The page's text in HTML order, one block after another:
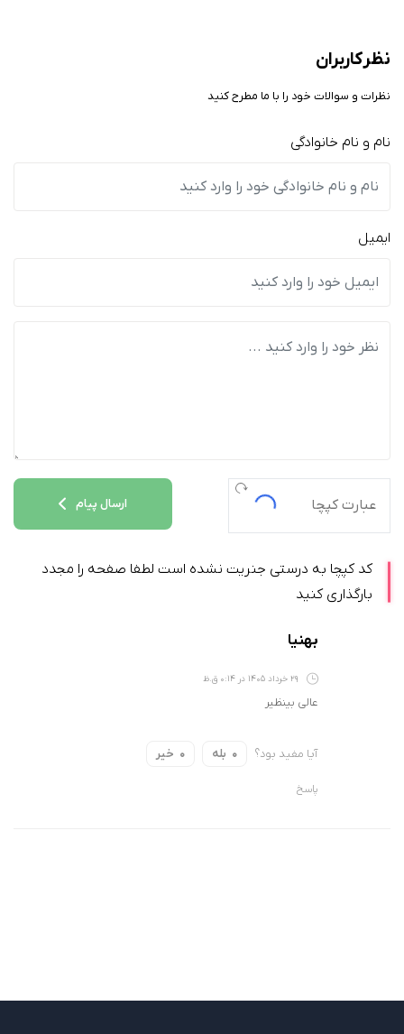
نظر کاربران
نظرات و سوالات خود را با ما مطرح کنید
نام و نام خانوادگی
ایمیل
ارسال پیام
کد کپچا به درستی جنریت نشده است لطفا صفحه را مجدد
بارگذاری کنید
بهنیا
29 خرداد 1405 در 0:14 ق.ظ
عالی بینظیر
آیا مفید بود؟ 0 بله 0 خیر
پاسخ